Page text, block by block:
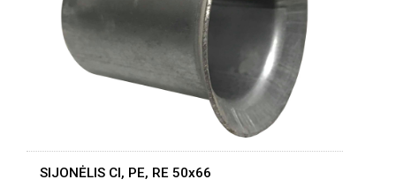
SIJONĖLIS CI, PE, RE 50x66